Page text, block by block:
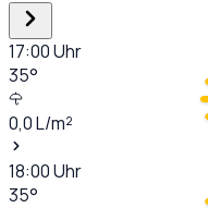
17:00Uhr
35°
0,0L/m²
18:00Uhr
35°